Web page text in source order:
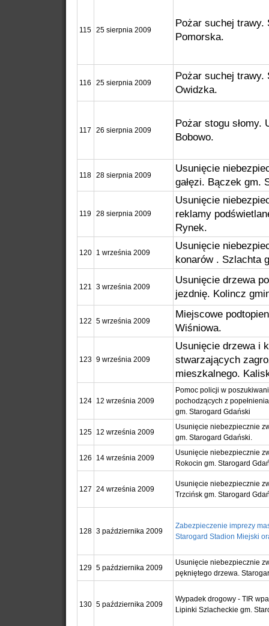
115 25 sierpnia 2009
Pożar suchej trawy.
Pomorska.
116 25 sierpnia 2009
Pożar suchej trawy.
Owidzka.
117 26 sierpnia 2009
Pożar stogu słomy.
Bobowo.
118 28 sierpnia 2009
Usunięcie
gałęzi. Bączek gm.
119 28 sierpnia 2009
Usunięcie
reklamy
Rynek.
120 1 września 2009
Usunięcie
konarów . Szlachta
121 3 września 2009
Usunięcie drzewa
jezdnię. Kolincz
122 5 września 2009
Miejscowe
Wiśniowa.
123 9 września 2009
Usunięcie drzewa i
stwarzających
mieszkalnego.
124 12 września 2009
Pomoc policji w
pochodzących z
gm. Starogard Gdański
125 12 września 2009
Usunięcie niebezpiecznie
gm. Starogard Gdański.
126 14 września 2009
Usunięcie niebezpiecznie
Rokocin gm. Starogard
127 24 września 2009
Usunięcie niebezpiecznie
Trzcińsk gm. Starogard
128 3 października 2009
Zabezpieczenie imprezy
Starogard Stadion Miejski
129 5 października 2009
Usunięcie niebezpiecznie
pękniętego drzewa.
130 5 października 2009
Wypadek drogowy - TIR
Lipinki Szlacheckie gm.